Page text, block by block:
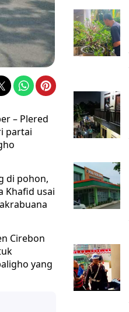
– Plered
partai
di pohon,
Khafid usai
Cirebon
yang